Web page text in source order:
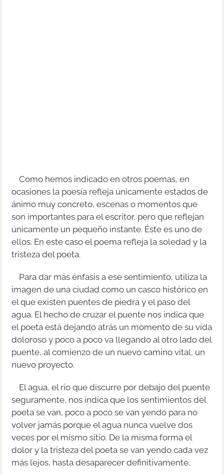
Como hemos indicado en otros poemas, en
ocasiones la poesía refleja únicamente estados de
ánimo muy concreto, escenas o momentos que
son importantes para el escritor, pero que reflejan
únicamente un pequeño instante. Éste es uno de
ellos. En este caso el poema refleja la soledad y la
tristeza del poeta.
Para dar más énfasis a ese sentimiento, utiliza la
imagen de una ciudad como un casco histórico en
el que existen puentes de piedra y el paso del
agua. El hecho de cruzar el puente nos indica que
el poeta está dejando atrás un momento de su vida
doloroso y poco a poco va llegando al otro lado del
puente, al comienzo de un nuevo camino vital, un
nuevo proyecto.
El agua, el río que discurre por debajo del puente
seguramente, nos indica que los sentimientos del
poeta se van, poco a poco se van yendo para no
volver jamás porque el agua nunca vuelve dos
veces por el mismo sitio. De la misma forma el
dolor y la tristeza del poeta se van yendo cada vez
más lejos, hasta desaparecer definitivamente.